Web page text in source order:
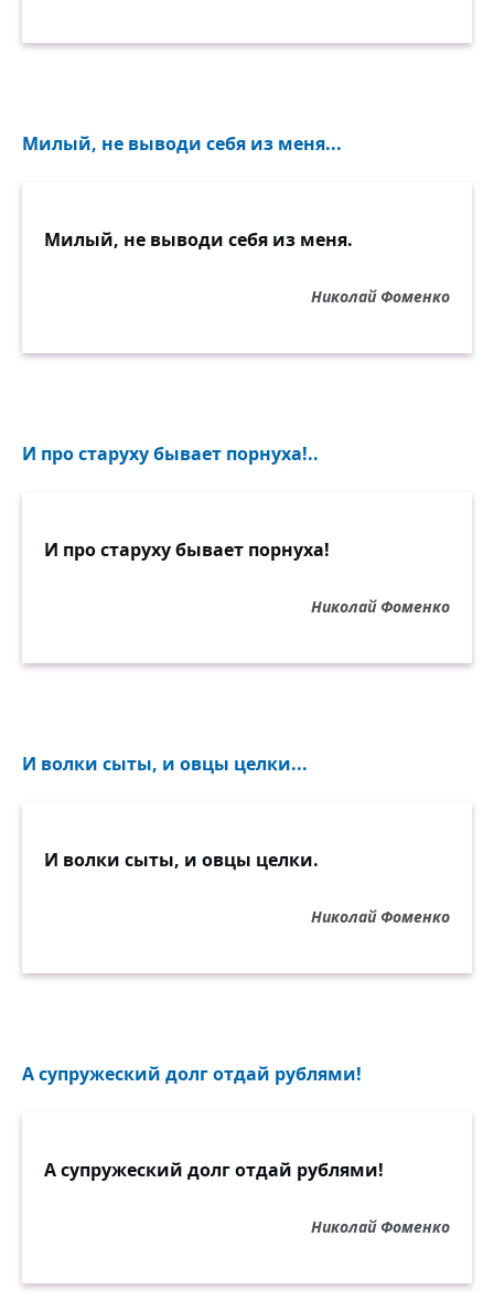
Милый, не выводи себя из меня...
Милый, не выводи себя из меня.
Николай Фоменко
И про старуху бывает порнуха!..
И про старуху бывает порнуха!
Николай Фоменко
И волки сыты, и овцы целки...
И волки сыты, и овцы целки.
Николай Фоменко
А супружеский долг отдай рублями!
А супружеский долг отдай рублями!
Николай Фоменко